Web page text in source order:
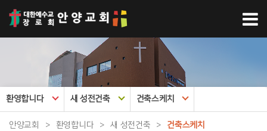
환영합니다 새 성전건축 건축스케치
안양교회 > 환영합니다 > 새 성전건축 > 건축스케치